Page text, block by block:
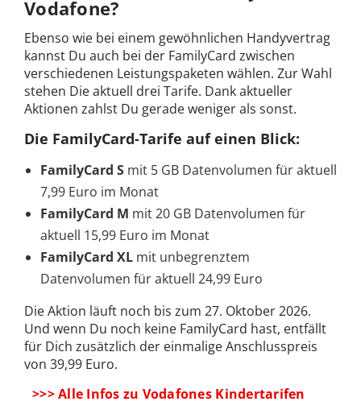
Vodafone?
Ebenso wie bei einem gewöhnlichen Handyvertrag
kannst Du auch bei der FamilyCard zwischen
verschiedenen Leistungspaketen wählen. Zur Wahl
stehen Die aktuell drei Tarife. Dank aktueller
Aktionen zahlst Du gerade weniger als sonst.
Die FamilyCard-Tarife auf einen Blick:
FamilyCard S mit 5 GB Datenvolumen für aktuell
7,99 Euro im Monat
FamilyCard M mit 20 GB Datenvolumen für
aktuell 15,99 Euro im Monat
FamilyCard XL mit unbegrenztem
Datenvolumen für aktuell 24,99 Euro
Die Aktion läuft noch bis zum 27. Oktober 2026.
Und wenn Du noch keine FamilyCard hast, entfällt
für Dich zusätzlich der einmalige Anschlusspreis
von 39,99 Euro.
>>> Alle Infos zu Vodafones Kindertarifen